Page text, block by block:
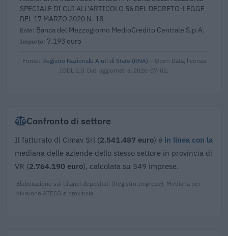
SPECIALE DI CUI ALL’ARTICOLO 56 DEL DECRETO-LEGGE
DEL 17 MARZO 2020 N. 18
Banca del Mezzogiorno MedioCredito Centrale S.p.A.
7.193 euro
Fonte: Registro Nazionale Aiuti di Stato (RNA) – Open Data, licenza
IODL 2.0. Dati aggiornati al 2026-07-02.
Confronto di settore
Il fatturato di Cimav Srl (2.541.487 euro) è in linea con la
mediana delle aziende dello stesso settore in provincia di
VR (2.764.190 euro), calcolata su 349 imprese.
Elaborazione sui bilanci depositati (Registro Imprese). Mediana per
divisione ATECO e provincia.